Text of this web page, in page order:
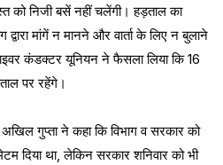
को निजी बसें नहीं चलेंगी। हड़ताल का
मांगें न मानने और वार्ता के लिए न बुलाने
कंडक्टर यूनियन ने फैसला लिया कि 16
पर रहेंगे।
गुप्ता ने कहा कि विभाग व सरकार को
दिया था, लेकिन सरकार शनिवार को भी